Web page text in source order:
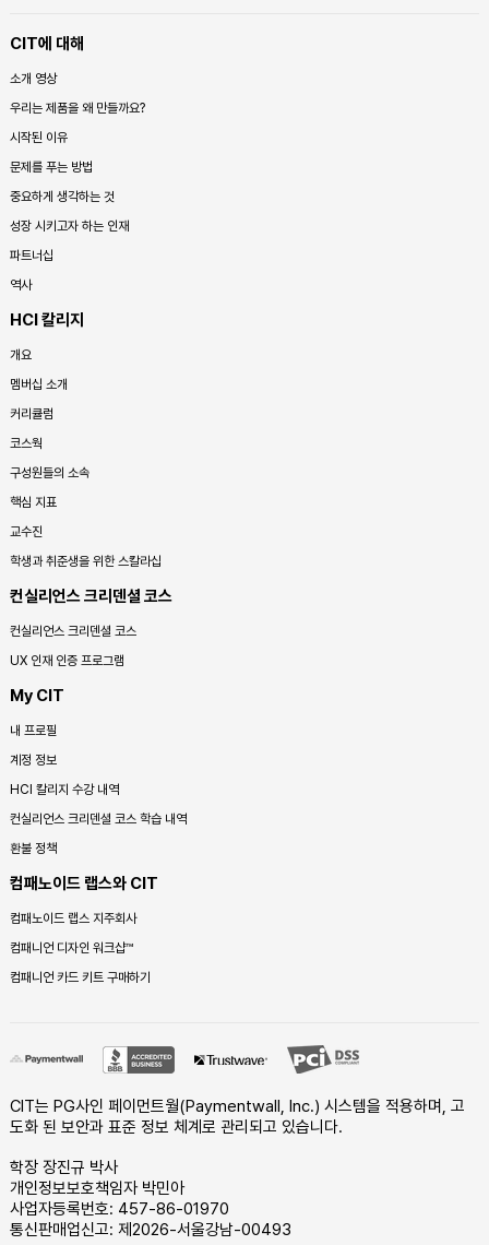
CIT에 대해
소개 영상
우리는 제품을 왜 만들까요?
시작된 이유
문제를 푸는 방법
중요하게 생각하는 것
성장 시키고자 하는 인재
파트너십
역사
HCI 칼리지
개요
멤버십 소개
커리큘럼
코스웍
구성원들의 소속
핵심 지표
교수진
학생과 취준생을 위한 스칼라십
컨실리언스 크리덴셜 코스
컨실리언스 크리덴셜 코스
UX 인재 인증 프로그램
My CIT
내 프로필
계정 정보
HCI 칼리지 수강 내역
컨실리언스 크리덴셜 코스 학습 내역
환불 정책
컴패노이드 랩스와 CIT
컴패노이드 랩스 지주회사
컴패니언 디자인 워크샵™
컴패니언 카드 키트 구매하기
CIT는 PG사인 페이먼트월(Paymentwall, Inc.) 시스템을 적용하며, 고
도화 된 보안과 표준 정보 체계로 관리되고 있습니다.
학장 장진규 박사
개인정보보호책임자 박민아
사업자등록번호: 457-86-01970
통신판매업신고: 제2026-서울강남-00493